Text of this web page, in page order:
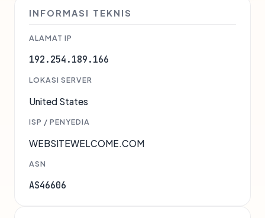
INFORMASI TEKNIS
ALAMAT IP
192.254.189.166
LOKASI SERVER
United States
ISP / PENYEDIA
WEBSITEWELCOME.COM
ASN
AS46606